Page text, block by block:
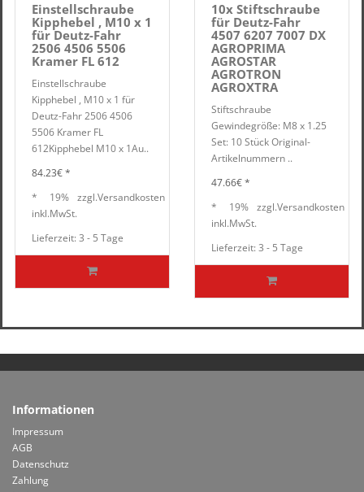
Einstellschraube
Kipphebel , M10 x 1
für Deutz-Fahr
2506 4506 5506
Kramer FL 612
Einstellschraube
Kipphebel , M10 x 1 für
Deutz-Fahr 2506 4506
5506 Kramer FL
612Kipphebel M10 x 1Au..
84.23€ *
*
inkl.
19%
MwSt.
zzgl.Versandkosten
Lieferzeit: 3 - 5 Tage
10x Stiftschraube
für Deutz-Fahr
4507 6207 7007 DX
AGROPRIMA
AGROSTAR
AGROTRON
AGROXTRA
Stiftschraube
Gewindegröße: M8 x 1.25
Set: 10 Stück Original-
Artikelnummern ..
47.66€ *
*
inkl.
19%
MwSt.
zzgl.Versandkosten
Lieferzeit: 3 - 5 Tage
Informationen
Impressum
AGB
Datenschutz
Zahlung